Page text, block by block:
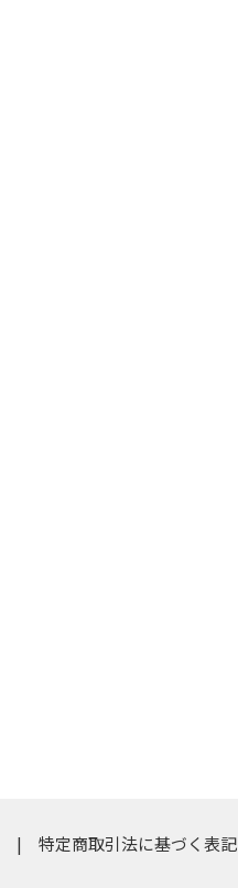
特定商取引法に基づく表記